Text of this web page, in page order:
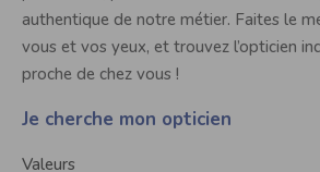
authentique de notre métier. Faites le
vous et vos yeux, et trouvez l’opticien
proche de chez vous !
Je cherche mon opticien
Valeurs